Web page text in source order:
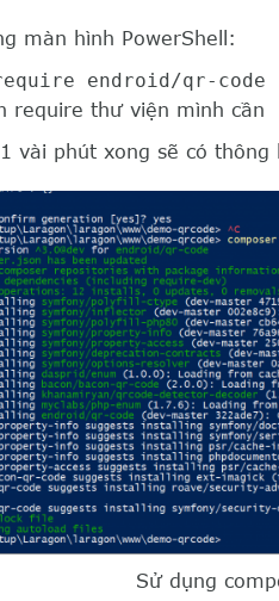
màn hình PowerShell:
endroid/qr-code
require thư viện mình cần
vài phút xong sẽ có thông
Sử dụng